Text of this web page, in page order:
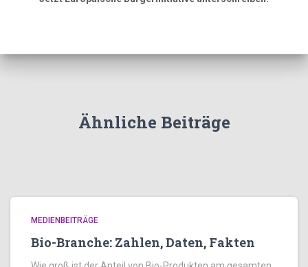
Ähnliche Beiträge
MEDIENBEITRÄGE
Bio-Branche: Zahlen, Daten, Fakten